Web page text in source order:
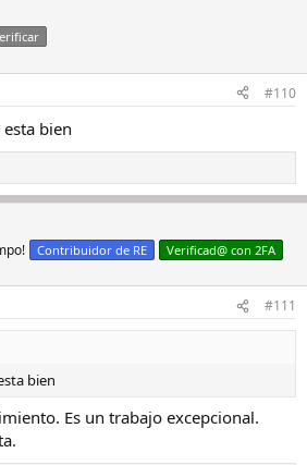
#110
bien
Contribuidor de RE Verificad@ con 2FA
#111
bien
Es un trabajo excepcional.